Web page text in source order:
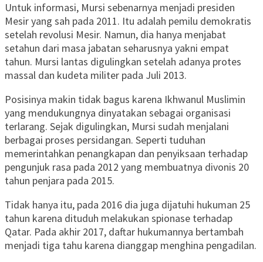
Untuk informasi, Mursi sebenarnya menjadi presiden
Mesir yang sah pada 2011. Itu adalah pemilu demokratis
setelah revolusi Mesir. Namun, dia hanya menjabat
setahun dari masa jabatan seharusnya yakni empat
tahun. Mursi lantas digulingkan setelah adanya protes
massal dan kudeta militer pada Juli 2013.
Posisinya makin tidak bagus karena Ikhwanul Muslimin
yang mendukungnya dinyatakan sebagai organisasi
terlarang. Sejak digulingkan, Mursi sudah menjalani
berbagai proses persidangan. Seperti tuduhan
memerintahkan penangkapan dan penyiksaan terhadap
pengunjuk rasa pada 2012 yang membuatnya divonis 20
tahun penjara pada 2015.
Tidak hanya itu, pada 2016 dia juga dijatuhi hukuman 25
tahun karena dituduh melakukan spionase terhadap
Qatar. Pada akhir 2017, daftar hukumannya bertambah
menjadi tiga tahu karena dianggap menghina pengadilan.